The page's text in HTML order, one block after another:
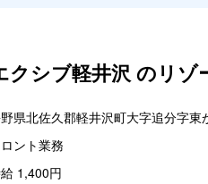
クシブ軽井沢 のリゾ
県北佐久郡軽井沢町大字追分字東
ント業務
1,400円